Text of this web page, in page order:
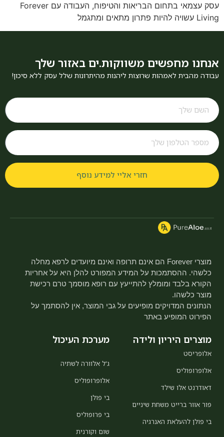
עסק עצמאי בתחום הבריאות והטיפוח, העבודה עם Forever
Living עשויה להיות פתרון מתאים ומתגמל
אנחנו מחפשים משווקות.ים באזור שלך
עבודה מהבית לאמהות שרוצות ליהנות מהיתרונות שלל עסק ללא סיכון!
חזרי אליי למידע נוסף
מוצרי Forever הם אינם תרופה ואינם מיועדים לרפא מחלה
כלשהי. ההסתמכות על המידע המפורט להלן היא על אחריות
הקורא בלבד ומומלץ להתייעץ עם רופא מוסמך טרם רכישת
מוצר כלשהו.
הנתונים המדויקים מופיעים על גבי המוצר, אין להסתמך על
הפירוט המופיע באתר
מוצרים היריון ולידה
אלופריסט
אלופרופוליס
דאודרנט אלו שילד
פור אוור ברייט משחת שיניים
בי פולן להעלאת האנרגיה
מערכת העיכול
ג'ל אלוורה לשתיה
אלופרופוליס
בי פולן
בי פרופוליס
שום וקורנית